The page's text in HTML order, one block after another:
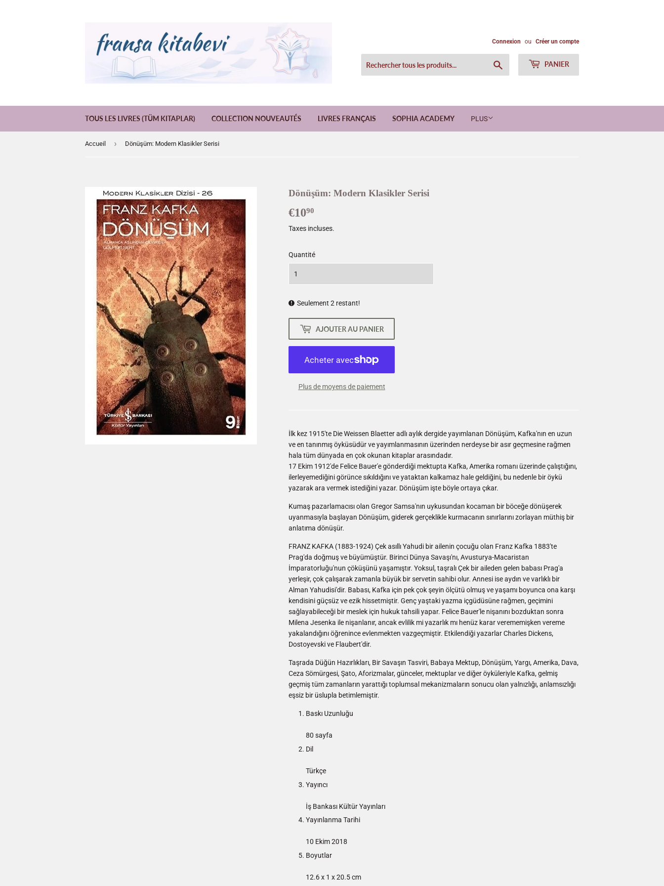
Connexion ou Créer un compte
Chercher PANIER
TOUS LES LIVRES (TÜM KITAPLAR) COLLECTION NOUVEAUTÉS LIVRES FRANÇAIS SOPHIA ACADEMY PLUS
Accueil › Dönüşüm: Modern Klasikler Serisi
Dönüşüm: Modern Klasikler Serisi
€1090
Taxes incluses.
Quantité
Seulement 2 restant!
AJOUTER AU PANIER
Plus de moyens de paiement
İlk kez 1915'te Die Weissen Blaetter adlı aylık dergide yayımlanan Dönüşüm, Kafka'nın en uzun
ve en tanınmış öyküsüdür ve yayımlanmasının üzerinden nerdeyse bir asır geçmesine rağmen
hala tüm dünyada en çok okunan kitaplar arasındadır.
17 Ekim 1912'de Felice Bauer'e gönderdiği mektupta Kafka, Amerika romanı üzerinde çalıştığını,
ilerleyemediğini görünce sıkıldığını ve yataktan kalkamaz hale geldiğini, bu nedenle bir öykü
yazarak ara vermek istediğini yazar. Dönüşüm işte böyle ortaya çıkar.
Kumaş pazarlamacısı olan Gregor Samsa'nın uykusundan kocaman bir böceğe dönüşerek
uyanmasıyla başlayan Dönüşüm, giderek gerçeklikle kurmacanın sınırlarını zorlayan müthiş bir
anlatıma dönüşür.
FRANZ KAFKA (1883-1924) Çek asıllı Yahudi bir ailenin çocuğu olan Franz Kafka 1883'te
Prag'da doğmuş ve büyümüştür. Birinci Dünya Savaşı'nı, Avusturya-Macaristan
İmparatorluğu'nun çöküşünü yaşamıştır. Yoksul, taşralı Çek bir aileden gelen babası Prag'a
yerleşir, çok çalışarak zamanla büyük bir servetin sahibi olur. Annesi ise aydın ve varlıklı bir
Alman Yahudisi'dir. Babası, Kafka için pek çok şeyin ölçütü olmuş ve yaşamı boyunca ona karşı
kendisini güçsüz ve ezik hissetmiştir. Genç yaştaki yazma içgüdüsüne rağmen, geçimini
sağlayabileceği bir meslek için hukuk tahsili yapar. Felice Bauer'le nişanını bozduktan sonra
Milena Jesenka ile nişanlanır, ancak evlilik mi yazarlık mı henüz karar verememişken vereme
yakalandığını öğrenince evlenmekten vazgeçmiştir. Etkilendiği yazarlar Charles Dickens,
Dostoyevski ve Flaubert'dir.
Taşrada Düğün Hazırlıkları, Bir Savaşın Tasviri, Babaya Mektup, Dönüşüm, Yargı, Amerika, Dava,
Ceza Sömürgesi, Şato, Aforizmalar, günceler, mektuplar ve diğer öyküleriyle Kafka, gelmiş
geçmiş tüm zamanların yarattığı toplumsal mekanizmaların sonucu olan yalnızlığı, anlamsızlığı
eşsiz bir üslupla betimlemiştir.
Baskı Uzunluğu
80 sayfa
Dil
Türkçe
Yayıncı
İş Bankası Kültür Yayınları
Yayınlanma Tarihi
10 Ekim 2018
Boyutlar
12.6 x 1 x 20.5 cm